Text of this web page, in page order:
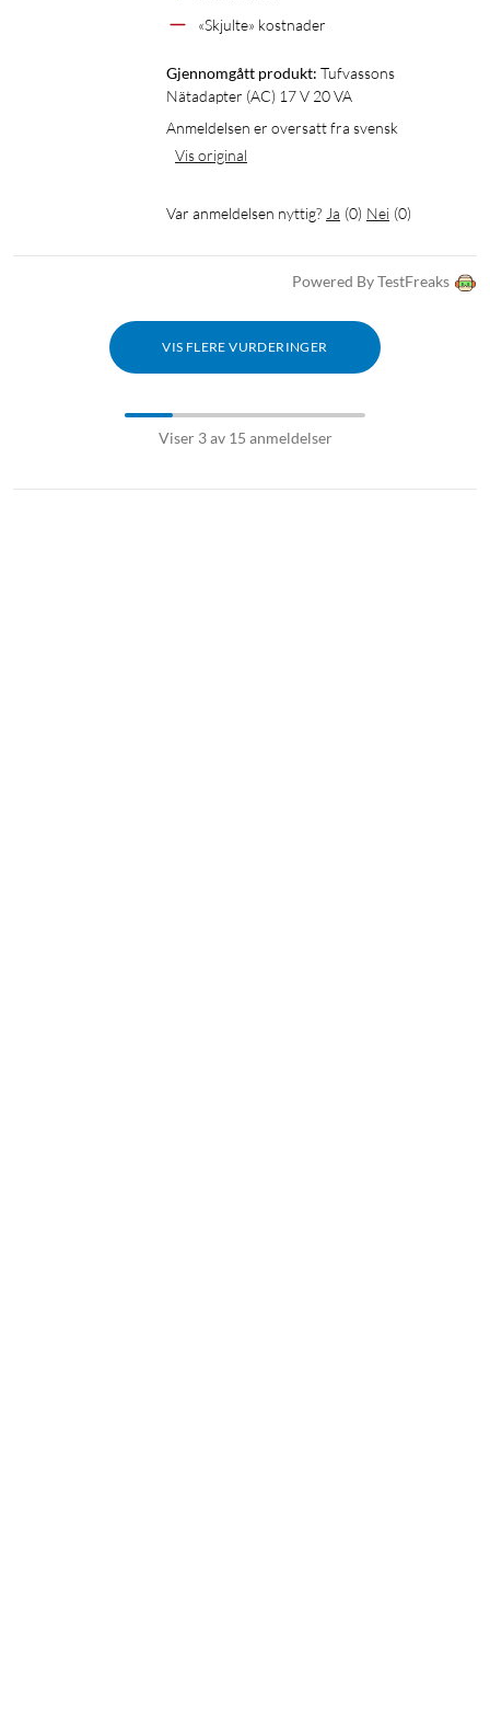
«Skjulte» kostnader
Gjennomgått produkt: Tufvassons
Nätadapter (AC) 17 V 20 VA
Anmeldelsen er oversatt fra svensk
Vis original
Var anmeldelsen nyttig? Ja (0) Nei (0)
Powered By TestFreaks
VIS FLERE VURDERINGER
Viser 3 av 15 anmeldelser